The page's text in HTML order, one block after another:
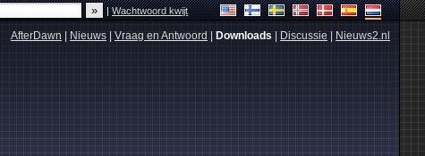
|Wachtwoord kwijt
AfterDawn Nieuws Vraag en Antwoord Downloads Discussie Nieuws2.nl